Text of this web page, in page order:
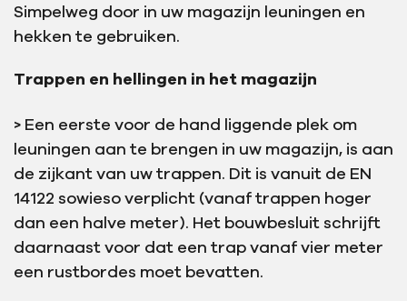
Simpelweg door in uw magazijn leuningen en
hekken te gebruiken.
Trappen en hellingen in het magazijn
> Een eerste voor de hand liggende plek om
leuningen aan te brengen in uw magazijn, is aan
de zijkant van uw trappen. Dit is vanuit de EN
14122 sowieso verplicht (vanaf trappen hoger
dan een halve meter). Het bouwbesluit schrijft
daarnaast voor dat een trap vanaf vier meter
een rustbordes moet bevatten.